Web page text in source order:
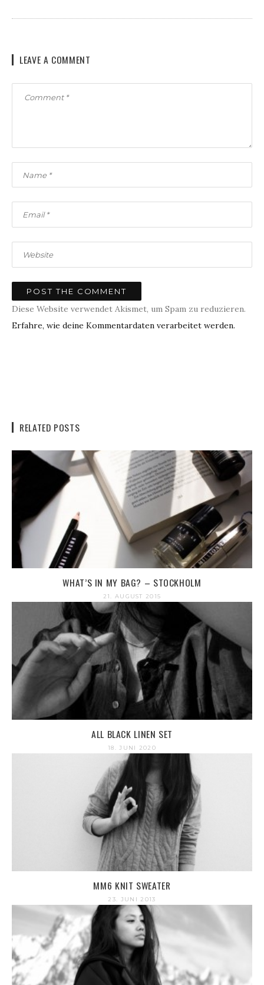
LEAVE A COMMENT
Diese Website verwendet Akismet, um Spam zu reduzieren.
Erfahre, wie deine Kommentardaten verarbeitet werden.
RELATED POSTS
WHAT’S IN MY BAG? – STOCKHOLM
21. AUGUST 2015
ALL BLACK LINEN SET
18. JUNI 2020
MM6 KNIT SWEATER
23. JUNI 2013